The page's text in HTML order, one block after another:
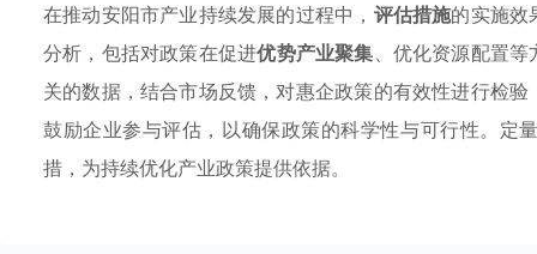
在推动安阳市产业持续发展的过程中， 评估措施的实施效
分析，包括对政策在促进优势产业聚集、优化资源配置
关的数据，结合市场反馈，对惠企政策的有效性进行检
鼓励企业参与评估，以确保政策的科学性与可行性。定
措，为持续优化产业政策提供依据。